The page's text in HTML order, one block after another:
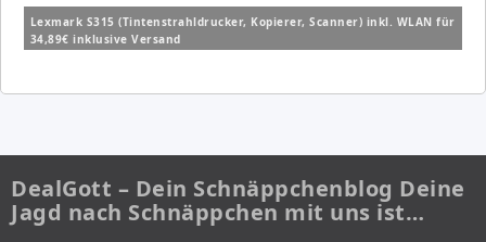
Lexmark S315 (Tintenstrahldrucker, Kopierer, Scanner) inkl. WLAN für
34,89€ inklusive Versand
DealGott – Dein Schnäppchenblog Deine
Jagd nach Schnäppchen mit uns ist…